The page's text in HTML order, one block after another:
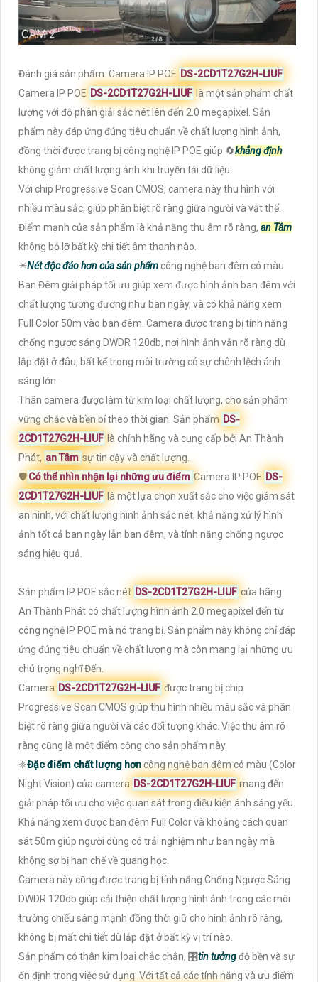
Đánh giá sản phẩm: Camera IP POE DS-2CD1T27G2H-LIUF
Camera IP POE DS-2CD1T27G2H-LIUF là một sản phẩm chất
lượng với độ phân giải sắc nét lên đến 2.0 megapixel. Sản
phẩm này đáp ứng đúng tiêu chuẩn về chất lượng hình ảnh,
đồng thời được trang bị công nghệ IP POE giúp 🔄khẳng định
không giảm chất lượng ảnh khi truyền tải dữ liệu.
Với chip Progressive Scan CMOS, camera này thu hình với
nhiều màu sắc, giúp phân biệt rõ ràng giữa người và vật thể.
Điểm mạnh của sản phẩm là khả năng thu âm rõ ràng, an Tâm
không bỏ lỡ bất kỳ chi tiết âm thanh nào.
✴️Nét độc đáo hơn của sản phẩmcông nghệ ban đêm có màu
Ban Đêm giải pháp tối ưu giúp xem được hình ảnh ban đêm với
chất lượng tương đương như ban ngày, và có khả năng xem
Full Color 50m vào ban đêm. Camera được trang bị tính năng
chống ngược sáng DWDR 120db, nơi hình ảnh vẫn rõ ràng dù
lắp đặt ở đâu, bất kể trong môi trường có sự chênh lệch ánh
sáng lớn.
Thân camera được làm từ kim loại chất lượng, cho sản phẩm
vững chắc và bền bỉ theo thời gian. Sản phẩm DS-
2CD1T27G2H-LIUF là chính hãng và cung cấp bởi An Thành
Phát, an Tâm sự tin cậy và chất lượng.
🛡Có thể nhìn nhận lại những ưu điểm Camera IP POE DS-
2CD1T27G2H-LIUF là một lựa chọn xuất sắc cho việc giám sát
an ninh, với chất lượng hình ảnh sắc nét, khả năng xử lý hình
ảnh tốt cả ban ngày lẫn ban đêm, và tính năng chống ngược
sáng hiệu quả.
Sản phẩm IP POE sắc nét DS-2CD1T27G2H-LIUF của hãng
An Thành Phát có chất lượng hình ảnh 2.0 megapixel đến từ
công nghệ IP POE mà nó trang bị. Sản phẩm này không chỉ đáp
ứng đúng tiêu chuẩn về chất lượng mà còn mang lại những ưu
chú trọng nghĩ Đến.
Camera DS-2CD1T27G2H-LIUF được trang bị chip
Progressive Scan CMOS giúp thu hình nhiều màu sắc và phân
biệt rõ ràng giữa người và các đối tượng khác. Việc thu âm rõ
ràng cũng là một điểm cộng cho sản phẩm này.
❈Đặc điểm chất lượng hơncông nghệ ban đêm có màu (Color
Night Vision) của camera DS-2CD1T27G2H-LIUF mang đến
giải pháp tối ưu cho việc quan sát trong điều kiện ánh sáng yếu.
Khả năng xem được ban đêm Full Color và khoảng cách quan
sát 50m giúp người dùng có trải nghiệm như ban ngày mà
không sợ bị hạn chế về quang học.
Camera này cũng được trang bị tính năng Chống Ngược Sáng
DWDR 120db giúp cải thiện chất lượng hình ảnh trong các môi
trường chiếu sáng mạnh đồng thời giữ cho hình ảnh rõ ràng,
không bị mất chi tiết dù lắp đặt ở bất kỳ vị trí nào.
Sản phẩm có thân kim loại chắc chắn, 🎛tin tưởngđộ bền và sự
ổn định trong việc sử dụng. Với tất cả các tính năng và ưu điểm